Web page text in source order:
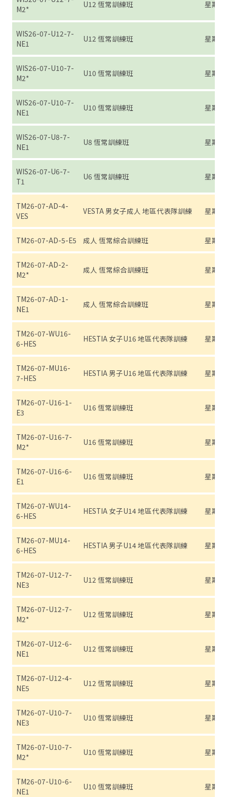
M2*
U12 恆常訓練班 星期
WIS26-07-U12-7-
NE1
U12 恆常訓練班 星期
WIS26-07-U10-7-
M2*
U10 恆常訓練班 星期
WIS26-07-U10-7-
NE1
U10 恆常訓練班 星期
WIS26-07-U8-7-
NE1
U8 恆常訓練班 星期
WIS26-07-U6-7-
T1
U6 恆常訓練班 星期
TM26-07-AD-4-
VES
VESTA 男女子成人 地區代表隊訓練 星期
TM26-07-AD-5-E5 成人 恆常綜合訓練班 星期
TM26-07-AD-2-
M2*
成人 恆常綜合訓練班 星期
TM26-07-AD-1-
NE1
成人 恆常綜合訓練班 星期
TM26-07-WU16-
6-HES
HESTIA 女子U16 地區代表隊訓練 星期
TM26-07-MU16-
7-HES
HESTIA 男子U16 地區代表隊訓練 星期
TM26-07-U16-1-
E3
U16 恆常訓練班 星期
TM26-07-U16-7-
M2*
U16 恆常訓練班 星期
TM26-07-U16-6-
E1
U16 恆常訓練班 星期
TM26-07-WU14-
6-HES
HESTIA 女子U14 地區代表隊訓練 星期
TM26-07-MU14-
6-HES
HESTIA 男子U14 地區代表隊訓練 星期
TM26-07-U12-7-
NE3
U12 恆常訓練班 星期
TM26-07-U12-7-
M2*
U12 恆常訓練班 星期
TM26-07-U12-6-
NE1
U12 恆常訓練班 星期
TM26-07-U12-4-
NE5
U12 恆常訓練班 星期
TM26-07-U10-7-
NE3
U10 恆常訓練班 星期
TM26-07-U10-7-
M2*
U10 恆常訓練班 星期
TM26-07-U10-6-
NE1
U10 恆常訓練班 星期